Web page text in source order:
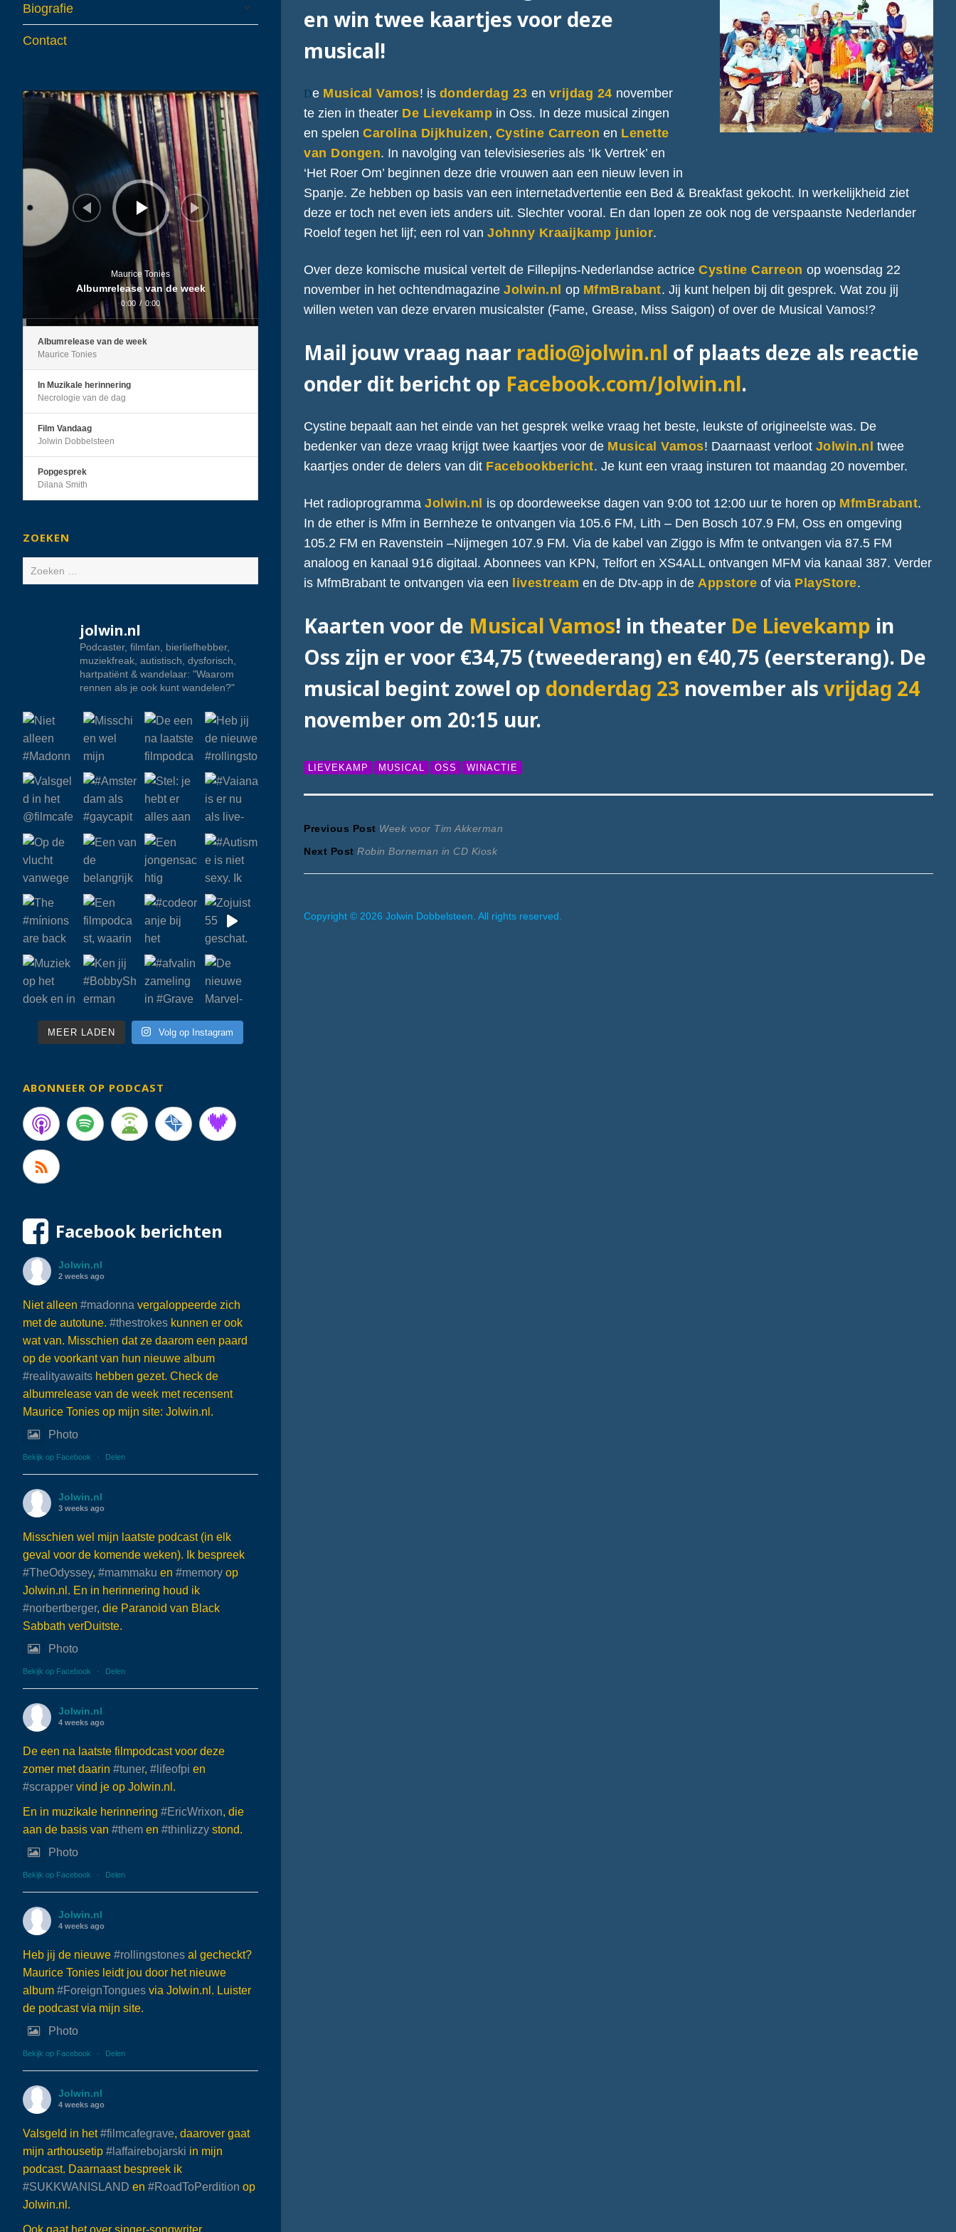
Biografie
child
menu
Contact
Audiospeler
Maurice Tonies
Albumrelease van de week
0:00 / 0:00
Albumrelease van de week
Maurice Tonies
In Muzikale herinnering
Necrologie van de dag
Film Vandaag
Jolwin Dobbelsteen
Popgesprek
Dilana Smith
ZOEKEN
Zoeken
naar:
jolwin.nl
Podcaster, filmfan, bierliefhebber,
muziekfreak, autistisch, dysforisch,
hartpatiënt & wandelaar: "Waarom
rennen als je ook kunt wandelen?"
MEER LADEN Volg op Instagram
ABONNEER OP PODCAST
Facebook berichten
Jolwin.nl
2 weeks ago
Niet alleen #madonna vergaloppeerde zich
met de autotune. #thestrokes kunnen er ook
wat van. Misschien dat ze daarom een paard
op de voorkant van hun nieuwe album
#realityawaits hebben gezet. Check de
albumrelease van de week met recensent
Maurice Tonies op mijn site: Jolwin.nl.
Photo
Bekijk op Facebook · Delen
Jolwin.nl
3 weeks ago
Misschien wel mijn laatste podcast (in elk
geval voor de komende weken). Ik bespreek
#TheOdyssey, #mammaku en #memory op
Jolwin.nl. En in herinnering houd ik
#norbertberger, die Paranoid van Black
Sabbath verDuitste.
Photo
Bekijk op Facebook · Delen
Jolwin.nl
4 weeks ago
De een na laatste filmpodcast voor deze
zomer met daarin #tuner, #lifeofpi en
#scrapper vind je op Jolwin.nl.
En in muzikale herinnering #EricWrixon, die
aan de basis van #them en #thinlizzy stond.
Photo
Bekijk op Facebook · Delen
Jolwin.nl
4 weeks ago
Heb jij de nieuwe #rollingstones al gecheckt?
Maurice Tonies leidt jou door het nieuwe
album #ForeignTongues via Jolwin.nl. Luister
de podcast via mijn site.
Photo
Bekijk op Facebook · Delen
Jolwin.nl
4 weeks ago
Valsgeld in het#filmcafegrave, daarover gaat
mijn arthousetip #laffairebojarski in mijn
podcast. Daarnaast bespreek ik
#SUKKWANISLAND en #RoadToPerdition op
Jolwin.nl.
Ook gaat het over singer-songwriter
en win twee kaartjes voor deze
musical!
De Musical Vamos! is donderdag 23 en vrijdag 24 november
te zien in theater De Lievekamp in Oss. In deze musical zingen
en spelenCarolina Dijkhuizen, Cystine Carreon en Lenette
van Dongen. In navolging van televisieseries als ‘Ik Vertrek’ en
‘Het Roer Om’ beginnen deze drie vrouwen aan een nieuw leven in
Spanje. Ze hebben op basis van een internetadvertentie een Bed & Breakfast gekocht. In werkelijkheid ziet
deze er toch net even iets anders uit. Slechter vooral. En dan lopen ze ook nog de verspaanste Nederlander
Roelof tegen het lijf; een rol vanJohnny Kraaijkamp junior.
Over deze komische musical vertelt de Fillepijns-Nederlandse actriceCystine Carreon op woensdag 22
november in het ochtendmagazineJolwin.nl op MfmBrabant. Jij kunt helpen bij dit gesprek. Wat zou jij
willen weten van deze ervaren musicalster (Fame, Grease, Miss Saigon) of over de Musical Vamos!?
Mail jouw vraag naar radio@jolwin.nl of plaats deze als reactie
onder dit bericht op Facebook.com/Jolwin.nl.
Cystine bepaalt aan het einde van het gesprek welke vraag het beste, leukste of origineelste was. De
bedenker van deze vraag krijgt twee kaartjes voor de Musical Vamos! Daarnaast verloot Jolwin.nl twee
kaartjes onder de delers van dit Facebookbericht. Je kunt een vraag insturen tot maandag 20 november.
Het radioprogrammaJolwin.nl is op doordeweekse dagen van 9:00 tot 12:00 uur te horen op MfmBrabant.
In de ether is Mfm in Bernheze te ontvangen via 105.6 FM, Lith – Den Bosch 107.9 FM, Oss en omgeving
105.2 FM en Ravenstein –Nijmegen 107.9 FM. Via de kabel van Ziggo is Mfm te ontvangen via 87.5 FM
analoog en kanaal 916 digitaal. Abonnees van KPN, Telfort en XS4ALL ontvangen MFM via kanaal 387. Verder
is MfmBrabant te ontvangen via een livestream en de Dtv-app in de Appstore of via PlayStore.
Kaarten voor de Musical Vamos! in theater De Lievekamp in
Oss zijn er voor €34,75 (tweederang) en €40,75 (eersterang). De
musical begint zowel op donderdag 23 november alsvrijdag 24
november om 20:15 uur.
LIEVEKAMP MUSICAL OSS WINACTIE
Bericht
navigatie
Previous Post Previous
post:
Week voor Tim Akkerman
Next Post Next
post:
Robin Borneman in CD Kiosk
Copyright © 2026 Jolwin Dobbelsteen. All rights reserved.